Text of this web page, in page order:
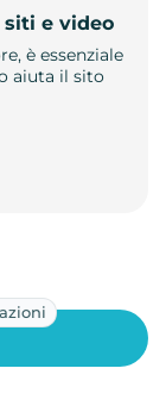
e video
è essenziale
aiuta il sito